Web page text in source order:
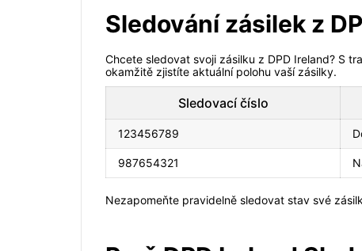
Sledování zásilek z
Chcete sledovat svoji zásilku z DPD Ireland? S
okamžitě zjistíte aktuální polohu vaší zásilky.
Sledovací číslo
123456789
987654321
Nezapomeňte pravidelně sledovat stav své